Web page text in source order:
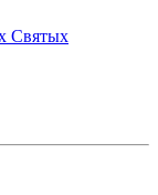
Святых